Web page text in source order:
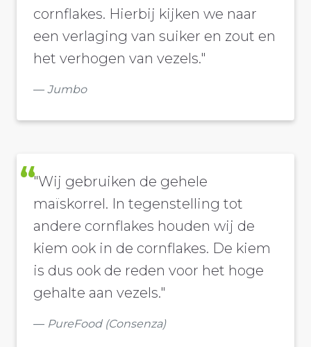
cornflakes. Hierbij kijken we naar
een verlaging van suiker en zout en
het verhogen van vezels."
Jumbo
"Wij gebruiken de gehele
maïskorrel. In tegenstelling tot
andere cornflakes houden wij de
kiem ook in de cornflakes. De kiem
is dus ook de reden voor het hoge
gehalte aan vezels."
PureFood (Consenza)